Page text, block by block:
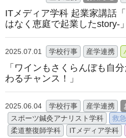
ITメディア学科 起業家講話
はなく恵庭で起業したstory-」
2025.07.01 学校行事 産学連携
「ワインもさくらんぼも自
わるチャンス！」
2025.06.04 学校行事 産学連携
スポーツ鍼灸アナリスト学科
救
柔道整復師学科
ITメディア学科